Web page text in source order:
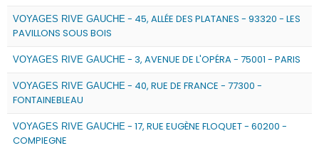
VOYAGES RIVE GAUCHE - 45, ALLÉE DES PLATANES - 93320 - LES
PAVILLONS SOUS BOIS
VOYAGES RIVE GAUCHE - 3, AVENUE DE L'OPÉRA - 75001 - PARIS
VOYAGES RIVE GAUCHE - 40, RUE DE FRANCE - 77300 -
FONTAINEBLEAU
VOYAGES RIVE GAUCHE - 17, RUE EUGÈNE FLOQUET - 60200 -
COMPIEGNE